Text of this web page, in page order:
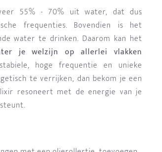
55% - 70% uit water, dat dus
frequenties. Bovendien is het
water te drinken. Daarom kan het
je welzijn op allerlei vlakken
hoge frequentie en unieke
te verrijken, dan bekom je een
resoneert met de energie van je